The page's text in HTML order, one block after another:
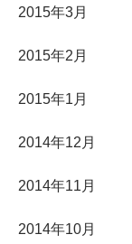
2015年3月
2015年2月
2015年1月
2014年12月
2014年11月
2014年10月